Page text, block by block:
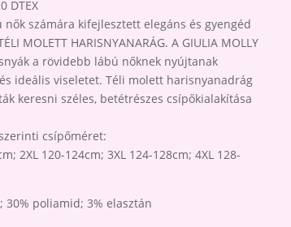
DTEX
nők számára kifejlesztett elegáns és gyengéd
MOLETT HARISNYANARÁG. A GIULIA MOLLY
a rövidebb lábú nőknek nyújtanak
ideális viseletet. Téli molett harisnyanadrág
keresni széles, betétrészes csípőkialakítása
csípőméret:
2XL 120-124cm; 3XL 124-128cm; 4XL 128-
30% poliamid; 3% elasztán